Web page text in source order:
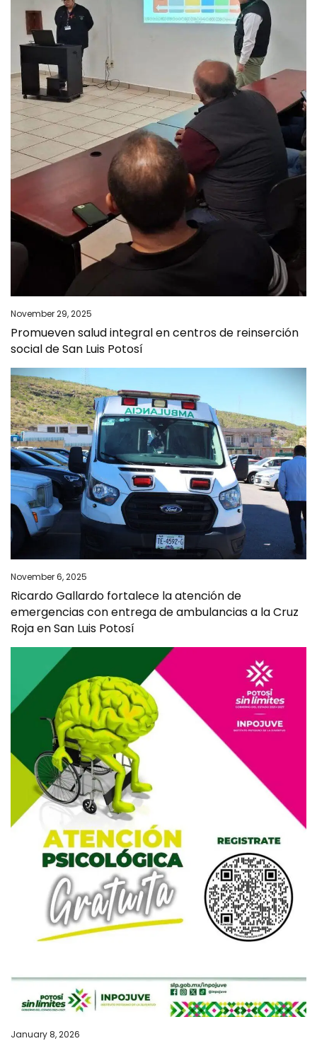
November 29, 2025
Promueven salud integral en centros de reinserción
social de San Luis Potosí
November 6, 2025
Ricardo Gallardo fortalece la atención de
emergencias con entrega de ambulancias a la Cruz
Roja en San Luis Potosí
January 8, 2026